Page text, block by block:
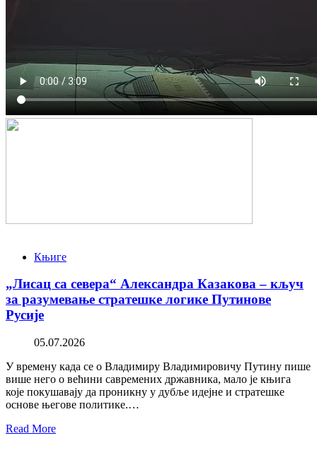
Књиге
„Лисац са севера“ Александра Казакова – кључ
за разумевање стратешке логике Путинове
Русије
05.07.2026
У времену када се о Владимиру Владимировичу Путину пише
више него о већини савремених државника, мало је књига
које покушавају да проникну у дубље идејне и стратешке
основе његове политике.…
Read More